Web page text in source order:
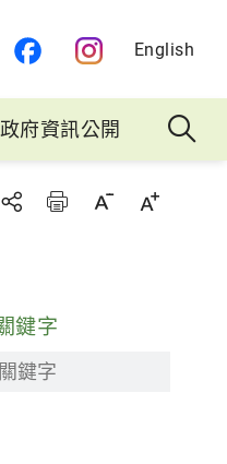
English
政府資訊公開
鍵字